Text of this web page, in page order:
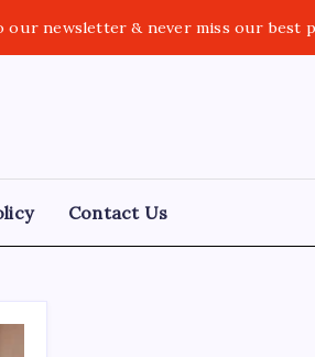
our newsletter & never miss our best
Contact Us